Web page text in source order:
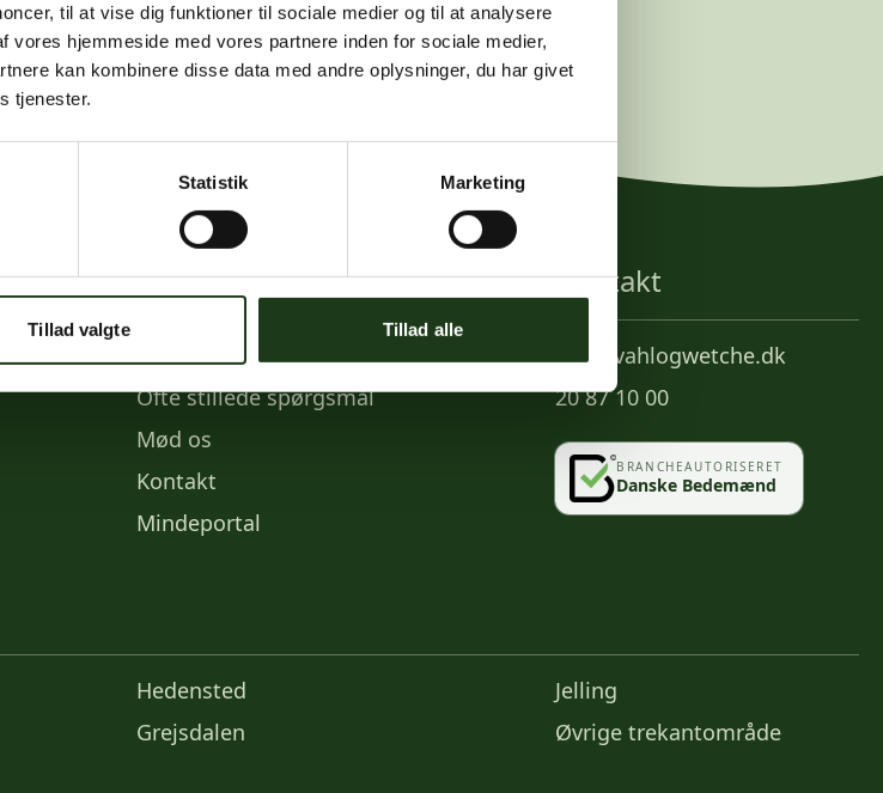
til at vise dig funktioner til sociale medier og til at analysere
hjemmeside med vores partnere inden for sociale medier,
kan kombinere disse data med andre oplysninger, du har givet
tjenester.
Statistik Marketing
Tillad valgte Tillad alle
Links
Priser
Ofte stillede spørgsmål
Mød os
Kontakt
Mindeportal
Kontakt
info@vahlogwetche.dk
20 87 10 00
BRANCHEAUTORISERET
Danske Bedemænd
Hedensted
Grejsdalen
Jelling
Øvrige trekantområde